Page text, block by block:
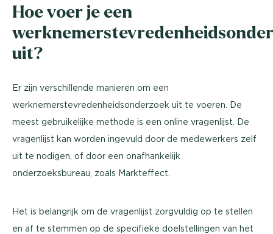
Hoe voer je een
uit?
Er zijn verschillende manieren om een
werknemerstevredenheidsonderzoek uit te voeren. De
meest gebruikelijke methode is een online vragenlijst. De
vragenlijst kan worden ingevuld door de medewerkers zelf
uit te nodigen, of door een onafhankelijk
onderzoeksbureau, zoals Markteffect.
Het is belangrijk om de vragenlijst zorgvuldig op te stellen
en af te stemmen op de specifieke doelstellingen van het